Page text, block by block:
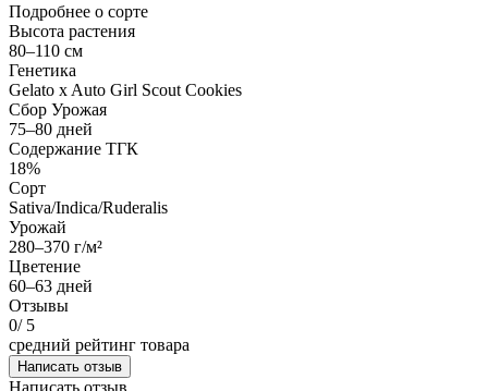
Подробнее о сорте
Высота растения
80–110 см
Генетика
Gelato x Auto Girl Scout Cookies
Сбор Урожая
75–80 дней
Содержание ТГК
18%
Сорт
Sativa/Indica/Ruderalis
Урожай
280–370 г/м²
Цветение
60–63 дней
Отзывы
0/ 5
средний рейтинг товара
Написать отзыв
Написать отзыв